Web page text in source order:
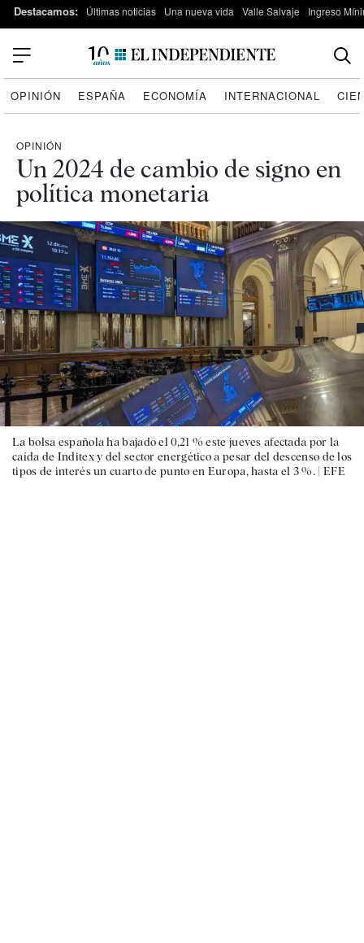
Destacamos: Últimas noticias Una nueva vida Valle Salvaje Ingreso
OPINIÓN ESPAÑA ECONOMÍA INTERNACIONAL
OPINIÓN
Un 2024 de cambio de signo en
política monetaria
La bolsa española ha bajado el 0,21 % este jueves afectada por la
caída de Inditex y del sector energético a pesar del descenso de los
tipos de interés un cuarto de punto en Europa, hasta el 3 %. | EFE